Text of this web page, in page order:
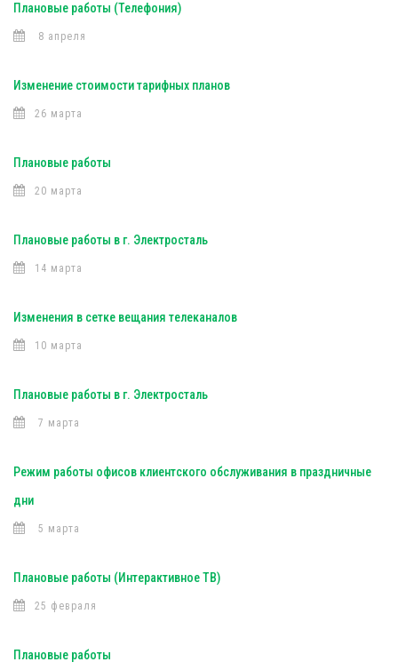
Плановые работы (Телефония)
8 апреля
Изменение стоимости тарифных планов
26 марта
Плановые работы
20 марта
Плановые работы в г. Электросталь
14 марта
Изменения в сетке вещания телеканалов
10 марта
Плановые работы в г. Электросталь
7 марта
Режим работы офисов клиентского обслуживания в праздничные
дни
5 марта
Плановые работы (Интерактивное ТВ)
25 февраля
Плановые работы